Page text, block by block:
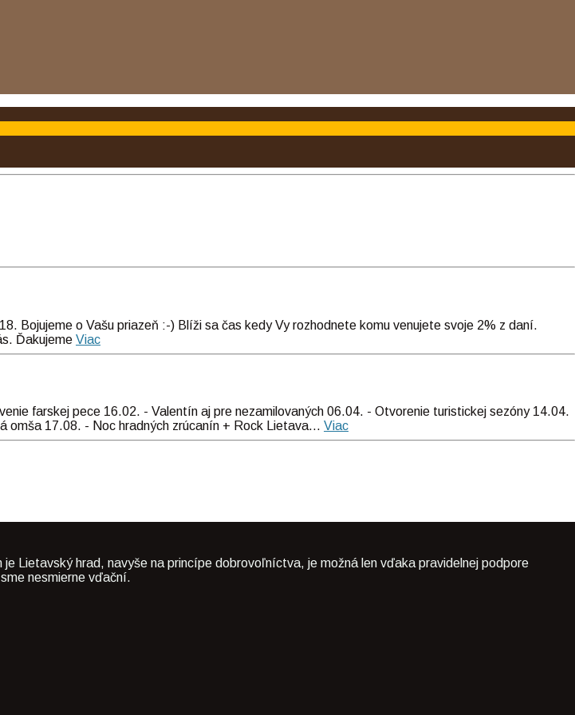
Bojujeme o Vašu priazeň :-) Blíži sa čas kedy Vy rozhodnete komu venujete svoje 2% z daní.
Ďakujeme Viac
farskej pece 16.02. - Valentín aj pre nezamilovaných 06.04. - Otvorenie turistickej sezóny 14.04.
omša 17.08. - Noc hradných zrúcanín + Rock Lietava... Viac
Lietavský hrad, navyše na princípe dobrovoľníctva, je možná len vďaka pravidelnej podpore
nesmierne vďační.